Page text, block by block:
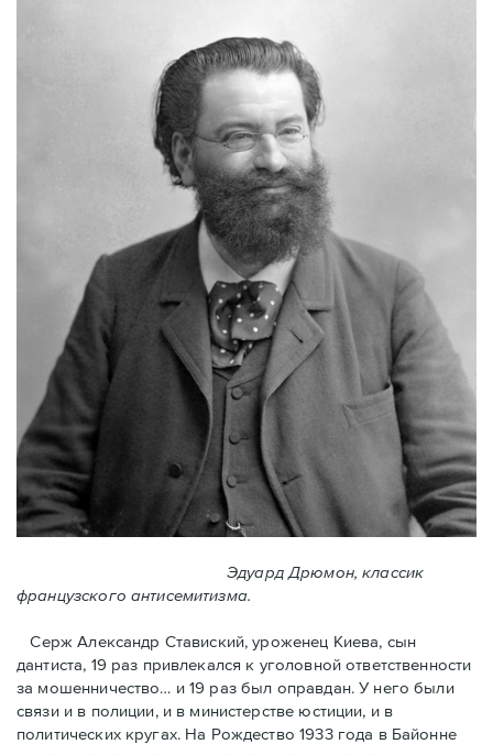
Эдуард Дрюмон, классик
французского антисемитизма.
Серж Александр Ставиский, уроженец Киева, сын
дантиста, 19 раз привлекался к уголовной ответственности
за мошенничество… и 19 раз был оправдан. У него были
связи и в полиции, и в министерстве юстиции, и в
политических кругах. На Рождество 1933 года в Байoнне